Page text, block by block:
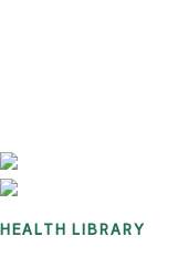
HEALTH LIBRARY